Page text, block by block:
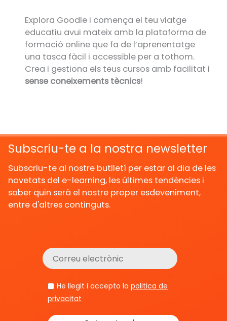
Explora Goodle i comença el teu viatge
educatiu avui mateix amb la plataforma de
formació online que fa de l’aprenentatge
una tasca fàcil i accessible per a tothom.
Crea i gestiona els teus cursos amb facilitat i
sense coneixements tècnics!
Subscriu-te a la nostra newsletter
Subscriu-te al nostre butlletí per estar al dia de les
novetats del e-learning, les últimes tendències i
saber quin serà el nostre proper esdeveniment,
entre d'altres continguts.
He llegit i accepto la politica de
privacitat